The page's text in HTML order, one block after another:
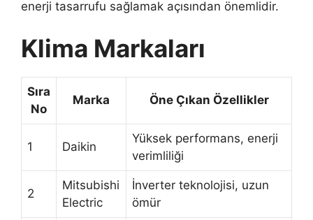
enerji tasarrufu sağlamak açısından önemlidir.
Klima Markaları
Sıra
No
Marka Öne Çıkan Özellikler
1 Daikin
Yüksek performans, enerji
verimliliği
2
Mitsubishi
Electric
İnverter teknolojisi, uzun
ömür